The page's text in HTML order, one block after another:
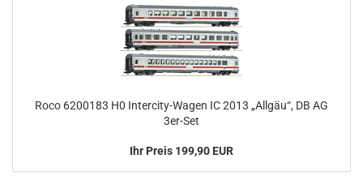
Roco 6200183 H0 Intercity-Wagen IC 2013 „Allgäu“, DB AG
3er-Set
Ihr Preis 199,90 EUR